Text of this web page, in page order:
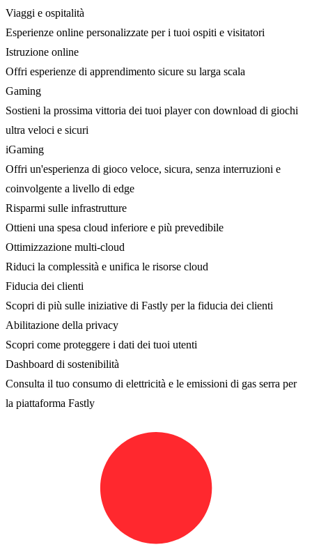
Viaggi e ospitalità
Esperienze online personalizzate per i tuoi ospiti e visitatori
Istruzione online
Offri esperienze di apprendimento sicure su larga scala
Gaming
Sostieni la prossima vittoria dei tuoi player con download di giochi
ultra veloci e sicuri
iGaming
Offri un'esperienza di gioco veloce, sicura, senza interruzioni e
coinvolgente a livello di edge
Risparmi sulle infrastrutture
Ottieni una spesa cloud inferiore e più prevedibile
Ottimizzazione multi-cloud
Riduci la complessità e unifica le risorse cloud
Fiducia dei clienti
Scopri di più sulle iniziative di Fastly per la fiducia dei clienti
Abilitazione della privacy
Scopri come proteggere i dati dei tuoi utenti
Dashboard di sostenibilità
Consulta il tuo consumo di elettricità e le emissioni di gas serra per
la piattaforma Fastly